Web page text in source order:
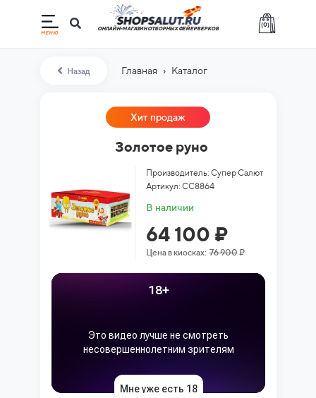
(0)
ОНЛАЙН-МАГАЗИН ОТБОРНЫХ ФЕЙЕРВЕРКОВ
Назад Главная › Каталог
Хит продаж
Золотое руно
Производитель: Супер Салют
Артикул: СС8864
В наличии
64 100 ₽
Цена в киосках:76 900₽